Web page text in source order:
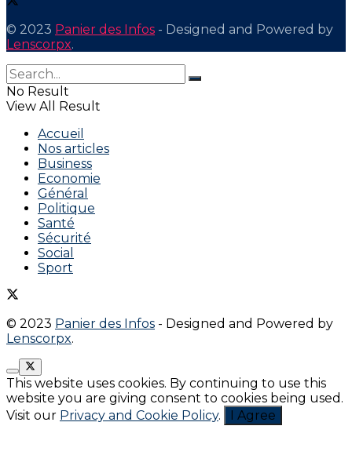
© 2023 Panier des Infos - Designed and Powered by
Lenscorpx.
No Result
View All Result
Accueil
Nos articles
Business
Economie
Général
Politique
Santé
Sécurité
Social
Sport
© 2023 Panier des Infos - Designed and Powered by
Lenscorpx.
This website uses cookies. By continuing to use this
website you are giving consent to cookies being used.
Visit our Privacy and Cookie Policy. I Agree